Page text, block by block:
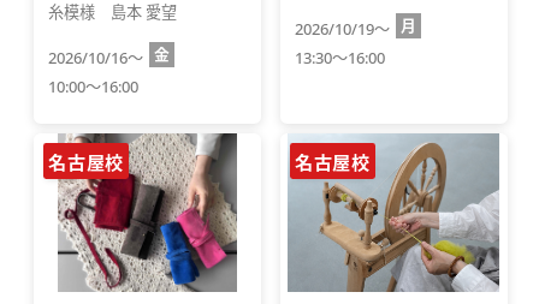
糸模様　島本 愛望
2026/10/16～ 金
10:00～16:00
2026/10/19～ 月
13:30～16:00
名古屋校 名古屋校